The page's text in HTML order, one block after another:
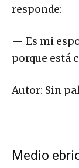
responde:
— Es mi
porque está
Autor: Sin
Medio